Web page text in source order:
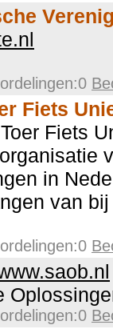
Fiets
Fiets
in
van